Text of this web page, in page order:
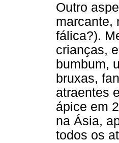
Outro
marcante,
fálica?).
crianças,
bumbum,
bruxas,
atraentes
ápice em
na Ásia,
todos os